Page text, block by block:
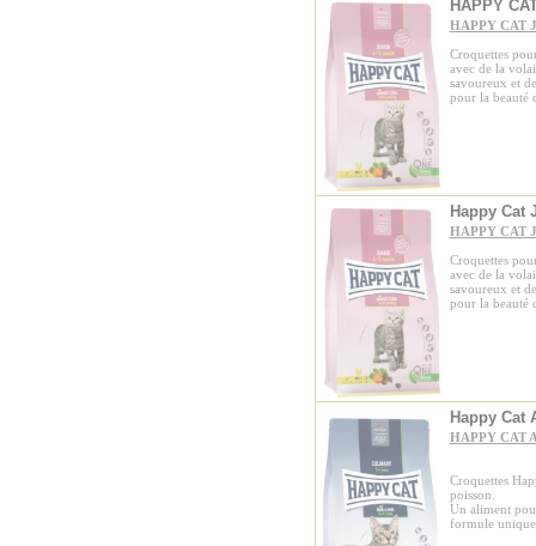
HAPPY
HAPPY CAT
Croquettes
avec de la
savoureux et
pour la beauté
Happy Cat
HAPPY CAT
Croquettes
avec de la
savoureux et
pour la beauté
Happy Cat
HAPPY CAT
Croquettes
poisson.
Un aliment
formule